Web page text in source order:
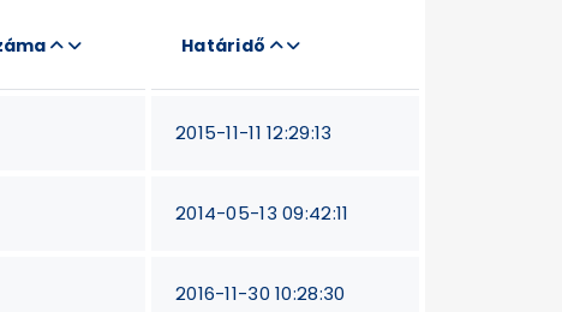
Határidő
2015-11-11 12:29:13
2014-05-13 09:42:11
2016-11-30 10:28:30